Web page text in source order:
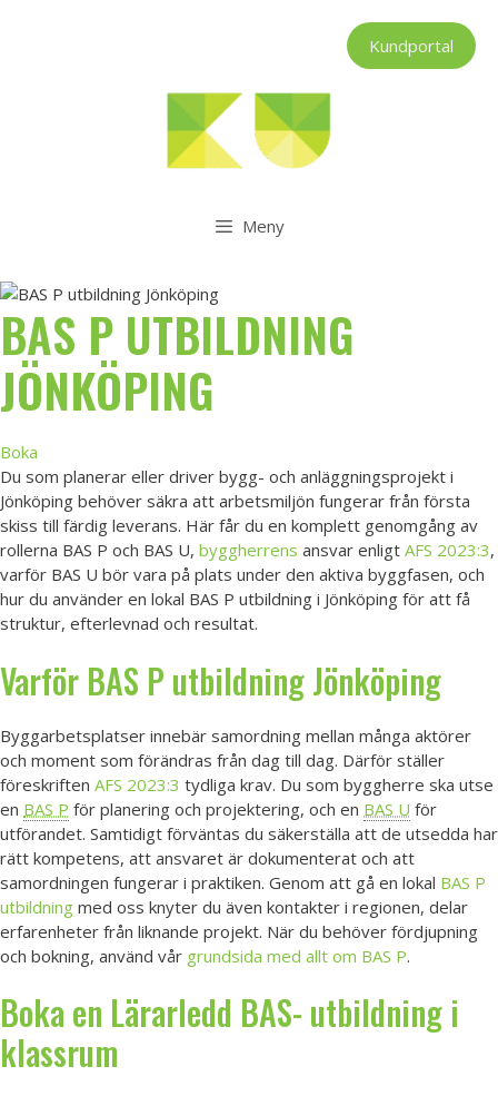
Kundportal
Meny
BAS P UTBILDNING
JÖNKÖPING
Boka
Du som planerar eller driver bygg- och anläggningsprojekt i
Jönköping behöver säkra att arbetsmiljön fungerar från första
skiss till färdig leverans. Här får du en komplett genomgång av
rollerna BAS P och BAS U, byggherrens ansvar enligt AFS 2023:3,
varför BAS U bör vara på plats under den aktiva byggfasen, och
hur du använder en lokal BAS P utbildning i Jönköping för att få
struktur, efterlevnad och resultat.
Varför BAS P utbildningJönköping
Byggarbetsplatser innebär samordning mellan många aktörer
och moment som förändras från dag till dag. Därför ställer
föreskriften AFS 2023:3 tydliga krav. Du som byggherre ska utse
en BAS P för planering och projektering, och en BAS U för
utförandet. Samtidigt förväntas du säkerställa att de utsedda har
rätt kompetens, att ansvaret är dokumenterat och att
samordningen fungerar i praktiken. Genom att gå en lokal BAS P
utbildning med oss knyter du även kontakter i regionen, delar
erfarenheter från liknande projekt. När du behöver fördjupning
och bokning, använd vår grundsida med allt om BAS P.
Boka en Lärarledd BAS- utbildning i
klassrum